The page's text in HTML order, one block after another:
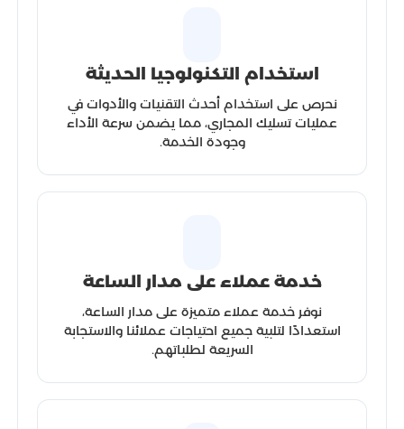
استخدام التكنولوجيا الحديثة
نحرص على استخدام أحدث التقنيات والأدوات في
عمليات تسليك المجاري، مما يضمن سرعة الأداء
وجودة الخدمة.
خدمة عملاء على مدار الساعة
نوفر خدمة عملاء متميزة على مدار الساعة،
استعدادًا لتلبية جميع احتياجات عملائنا والاستجابة
السريعة لطلباتهم.